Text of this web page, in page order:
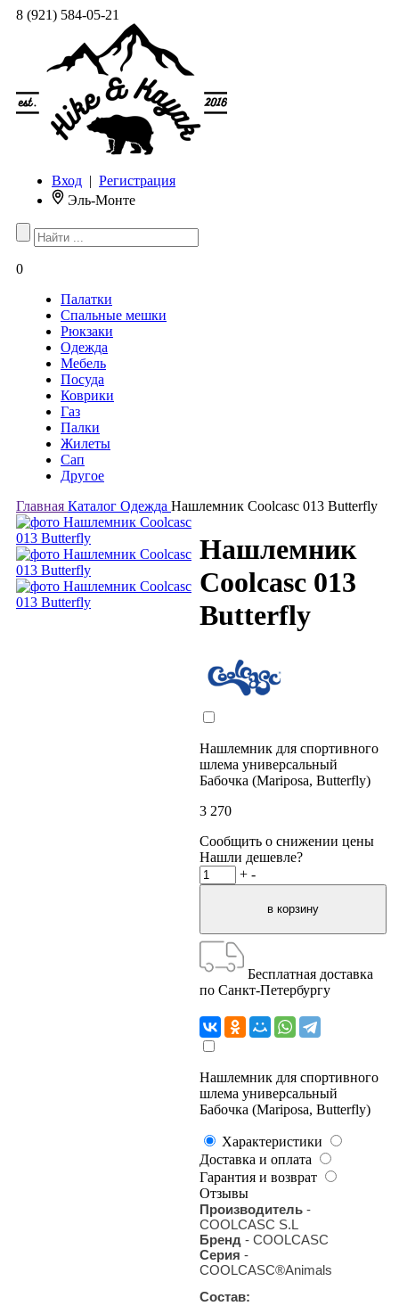
8 (921) 584-05-21
Вход | Регистрация
Эль-Монте
0
Палатки
Спальные мешки
Рюкзаки
Одежда
Мебель
Посуда
Коврики
Газ
Палки
Жилеты
Сап
Другое
Главная Каталог Одежда Нашлемник Coolcasc 013 Butterfly
Нашлемник
Coolcasc 013
Butterfly
Нашлемник для спортивного
шлема универсальный
Бабочка (Mariposa, Butterfly)
3 270
Сообщить о снижении цены
Нашли дешевле?
+ -
Бесплатная доставка
по Санкт-Петербургу
Нашлемник для спортивного
шлема универсальный
Бабочка (Mariposa, Butterfly)
Характеристики
Доставка и оплата
Гарантия и возврат
Отзывы
Производитель -
COOLCASC S.L
Бренд - COOLCASC
Серия -
COOLCASC®Animals
Состав: